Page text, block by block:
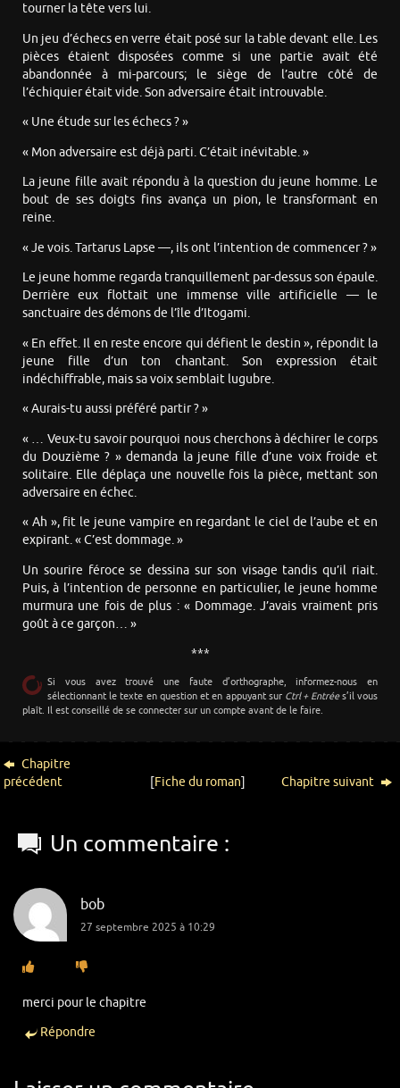
tourner la tête vers lui.
Un jeu d’échecs en verre était posé sur la table devant elle. Les
pièces étaient disposées comme si une partie avait été
abandonnée à mi-parcours; le siège de l’autre côté de
l’échiquier était vide. Son adversaire était introuvable.
« Une étude sur les échecs ? »
« Mon adversaire est déjà parti. C’était inévitable. »
La jeune fille avait répondu à la question du jeune homme. Le
bout de ses doigts fins avança un pion, le transformant en
reine.
« Je vois. Tartarus Lapse —, ils ont l’intention de commencer ? »
Le jeune homme regarda tranquillement par-dessus son épaule.
Derrière eux flottait une immense ville artificielle — le
sanctuaire des démons de l’île d’Itogami.
« En effet. Il en reste encore qui défient le destin », répondit la
jeune fille d’un ton chantant. Son expression était
indéchiffrable, mais sa voix semblait lugubre.
« Aurais-tu aussi préféré partir ? »
« … Veux-tu savoir pourquoi nous cherchons à déchirer le corps
du Douzième ? » demanda la jeune fille d’une voix froide et
solitaire. Elle déplaça une nouvelle fois la pièce, mettant son
adversaire en échec.
« Ah », fit le jeune vampire en regardant le ciel de l’aube et en
expirant. « C’est dommage. »
Un sourire féroce se dessina sur son visage tandis qu’il riait.
Puis, à l’intention de personne en particulier, le jeune homme
murmura une fois de plus : « Dommage. J’avais vraiment pris
goût à ce garçon… »
***
Si vous avez trouvé une faute d’orthographe, informez-nous en
sélectionnant le texte en question et en appuyant sur Ctrl + Entrées’il vous
plaît. Il est conseillé de se connecter sur un compte avant de le faire.
Chapitre
précédent
[Fiche du roman] Chapitre suivant
Un commentaire :
bob
27 septembre 2025 à 10:29
merci pour le chapitre
Répondre